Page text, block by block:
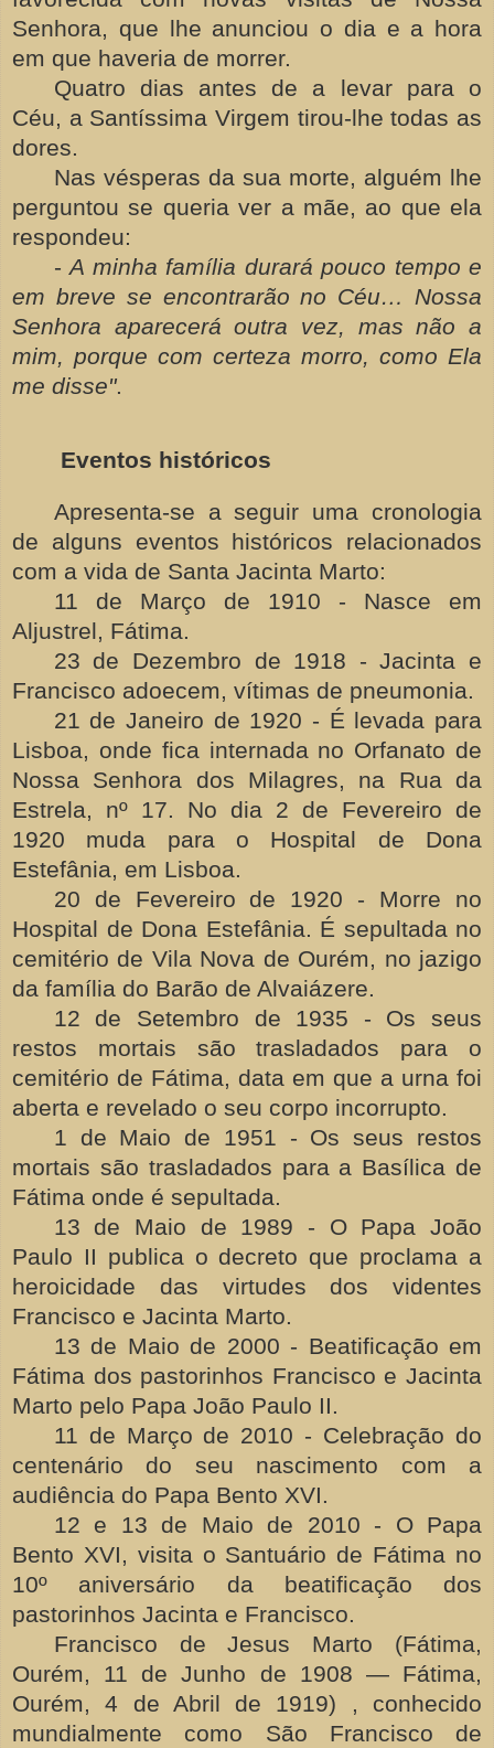
Senhora, que lhe anunciou o dia e a hora
em que haveria de morrer.
Quatro dias antes de a levar para o
Céu, a Santíssima Virgem tirou-lhe todas as
dores.
Nas vésperas da sua morte, alguém lhe
perguntou se queria ver a mãe, ao que ela
respondeu:
-A minha família durará pouco tempo e
em breve se encontrarão no Céu… Nossa
Senhora aparecerá outra vez, mas não a
mim, porque com certeza morro, como Ela
me disse".
Eventos históricos
Apresenta-se a seguir uma cronologia
de alguns eventos históricos relacionados
com a vida de Santa Jacinta Marto:
11 de Março de 1910 - Nasce em
Aljustrel, Fátima.
23 de Dezembro de 1918 - Jacinta e
Francisco adoecem, vítimas de pneumonia.
21 de Janeiro de 1920 - É levada para
Lisboa, onde fica internada no Orfanato de
Nossa Senhora dos Milagres, na Rua da
Estrela, nº 17. No dia 2 de Fevereiro de
1920 muda para o Hospital de Dona
Estefânia, em Lisboa.
20 de Fevereiro de 1920 - Morre no
Hospital de Dona Estefânia. É sepultada no
cemitério de Vila Nova de Ourém, no jazigo
da família do Barão de Alvaiázere.
12 de Setembro de 1935 - Os seus
restos mortais são trasladados para o
cemitério de Fátima, data em que a urna foi
aberta e revelado o seu corpo incorrupto.
1 de Maio de 1951 - Os seus restos
mortais são trasladados para a Basílica de
Fátima onde é sepultada.
13 de Maio de 1989 - O Papa João
Paulo II publica o decreto que proclama a
heroicidade das virtudes dos videntes
Francisco e Jacinta Marto.
13 de Maio de 2000 - Beatificação em
Fátima dos pastorinhos Francisco e Jacinta
Marto pelo Papa João Paulo II.
11 de Março de 2010 - Celebração do
centenário do seu nascimento com a
audiência do Papa Bento XVI.
12 e 13 de Maio de 2010 - O Papa
Bento XVI, visita o Santuário de Fátima no
10º aniversário da beatificação dos
pastorinhos Jacinta e Francisco.
Francisco de Jesus Marto (Fátima,
Ourém, 11 de Junho de 1908 — Fátima,
Ourém, 4 de Abril de 1919) , conhecido
mundialmente como São Francisco de